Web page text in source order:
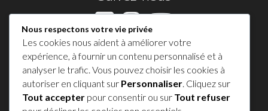
Contactez-nous à Sutton
1 450 538-8455
Nous respectons votre vie privée
Les cookies nous aident à améliorer votre
expérience, à fournir un contenu personnalisé et à
analyser le trafic. Vous pouvez choisir les cookies à
autoriser en cliquant sur Personnaliser. Cliquez sur
Tout accepter pour consentir ou sur Tout refuser